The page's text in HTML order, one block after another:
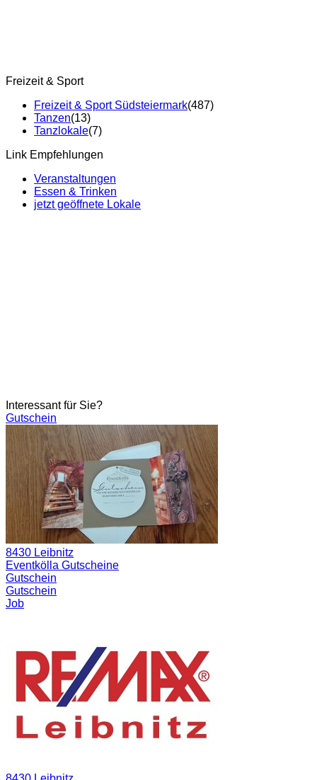
Freizeit & Sport
Freizeit & Sport Südsteiermark(487)
Tanzen(13)
Tanzlokale(7)
Link Empfehlungen
Veranstaltungen
Essen & Trinken
jetzt geöffnete Lokale
Interessant für Sie?
Gutschein
8430 Leibnitz
Eventkölla Gutscheine
Gutschein
Gutschein
Job